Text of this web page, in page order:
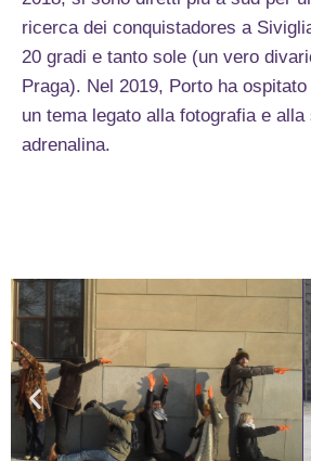
ricerca dei conquistadores a
20 gradi e tanto sole (un vero
Praga). Nel 2019, Porto ha
un tema legato alla fotografia e
adrenalina.